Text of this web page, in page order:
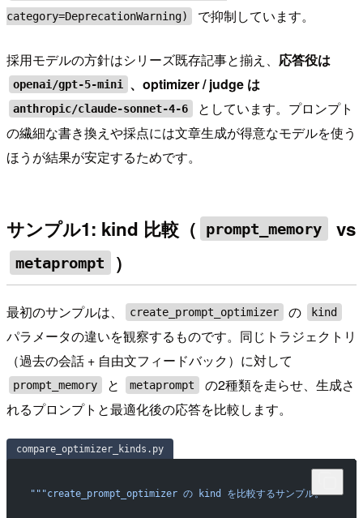
category=DeprecationWarning)
で抑制しています。
採用モデルの方針はシリーズ既存記事と揃え、 応答役は
openai/gpt-5-mini 、optimizer / judge は
anthropic/claude-sonnet-4-6
としています。プロンプト
の繊細な書き換えや採点には文章生成が得意なモデルを使う
ほうが結果が安定するためです。
サンプル1: kind 比較（ prompt_memory vs
metaprompt ）
最初のサンプルは、 create_prompt_optimizer の kind
パラメータの違いを観察するものです。同じトラジェクトリ
（過去の会話 + 自由文フィードバック）に対して
prompt_memory と metaprompt
の2種類を走らせ、生成さ
れるプロンプトと最適化後の応答を比較します。
compare_optimizer_kinds.py
"""create_prompt_optimizer の kind を比較するサンプル。